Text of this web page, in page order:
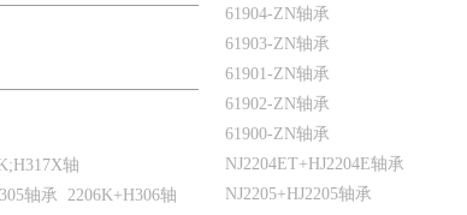
轴
轴承 2206K+H306轴
61904-ZN轴承
61903-ZN轴承
61901-ZN轴承
61902-ZN轴承
61900-ZN轴承
NJ2204ET+HJ2204E轴承
NJ2205+HJ2205轴承